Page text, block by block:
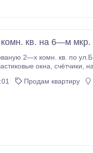
кв. на 6—м мкр.
комн. кв. по ул.Б. Момышулы 78
Продам квартиру